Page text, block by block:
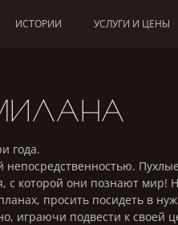
ИСТОРИИ УСЛУГИ И ЦЕНЫ
года.
непосредственностью.
с которой они познают мир!
просить посидеть в
играючи подвести к своей